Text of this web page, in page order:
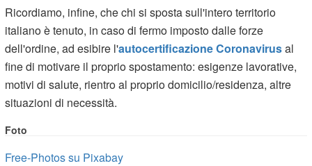
Ricordiamo, infine, che chi si sposta sull'intero territorio
italiano è tenuto, in caso di fermo imposto dalle forze
dell'ordine, ad esibire l'autocertificazione Coronavirusal
fine di motivare il proprio spostamento: esigenze lavorative,
motivi di salute, rientro al proprio domicilio/residenza, altre
situazioni di necessità.
Foto
Free-Photos su Pixabay